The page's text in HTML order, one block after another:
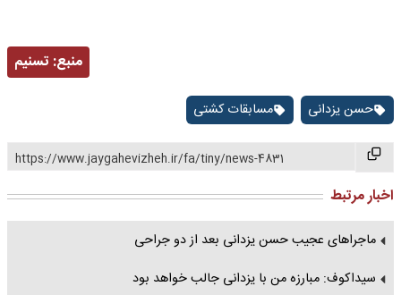
منبع: تسنیم
حسن یزدانی مسابقات کشتی
https://www.jaygahevizheh.ir/fa/tiny/news-4831
اخبار مرتبط
ماجرا‌های عجیب حسن یزدانی بعد از دو جراحی
سیداکوف: مبارزه من با یزدانی جالب خواهد بود